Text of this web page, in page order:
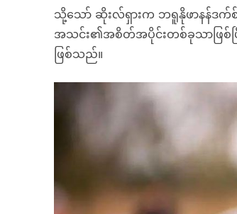
သို့သော် ဆိုးလ်ရှားက ဘရူနိုဖာနန်ဒ
အသင်း၏အစိတ်အပိုင်းတစ်ခုသာဖြစ်ပြီ
ဖြစ်သည်။